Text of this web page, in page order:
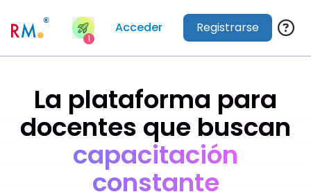
1
Acceder Registrarse
La plataforma para
docentes que buscan
mástiempo
Optimiza cada etapa de tu enseñanza con recursos